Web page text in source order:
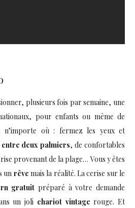
plusieurs fois par semaine, une
pour enfants ou même de
n’importe où : fermez les yeux et
entre deux palmiers, de confortables
provenant de la plage… Vous y êtes
un rêve mais la réalité. La cerise sur le
gratuit préparé à votre demande
un joli chariot vintage rouge. Et